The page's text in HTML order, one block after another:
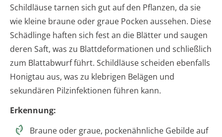
Schildläuse tarnen sich gut auf den Pflanzen, da sie
wie kleine braune oder graue Pocken aussehen. Diese
Schädlinge haften sich fest an die Blätter und saugen
deren Saft, was zu Blattdeformationen und schließlich
zum Blattabwurf führt. Schildläuse scheiden ebenfalls
Honigtau aus, was zu klebrigen Belägen und
sekundären Pilzinfektionen führen kann.
Erkennung:
Braune oder graue, pockenähnliche Gebilde auf